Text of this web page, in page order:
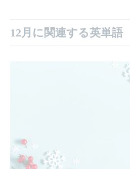
12月に関連する英単語